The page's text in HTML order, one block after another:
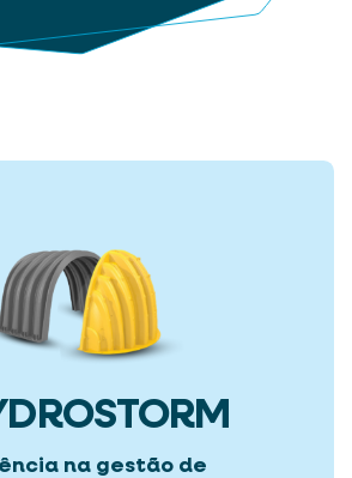
na gestão de